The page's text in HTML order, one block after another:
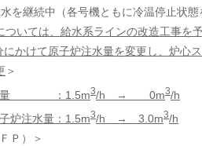
を継続中（各号機ともに冷温停止状態
ついては、給水系ラインの改造工事を
かけて原子炉注水量を変更し、炉心
＞
水量 ：1.5m3/h → 0m3/h
炉注水量：1.5m3/h → 3.0m3/h
Ｐ）＞